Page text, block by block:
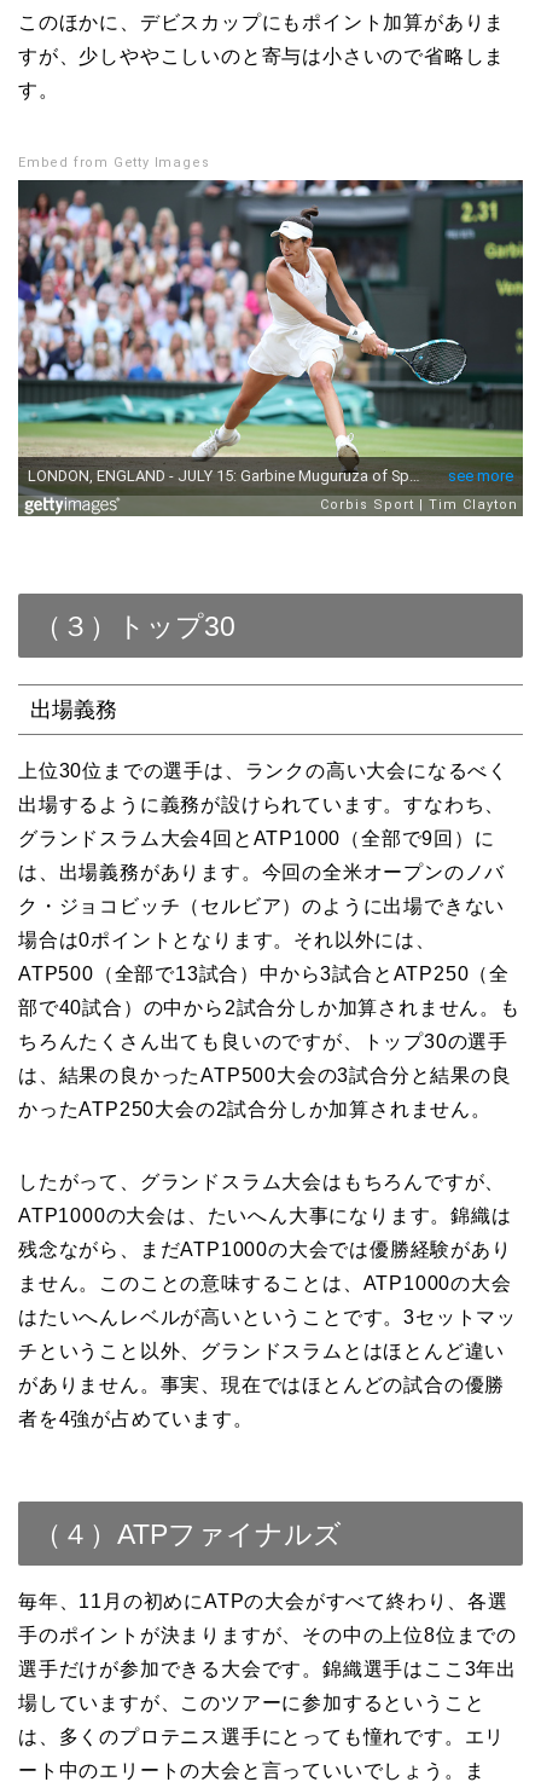
このほかに、デビスカップにもポイント加算がありま
すが、少しややこしいのと寄与は小さいので省略しま
す。
Embed from Getty Images
（３）トップ30
出場義務
上位30位までの選手は、ランクの高い大会になるべく
出場するように義務が設けられています。すなわち、
グランドスラム大会4回とATP1000（全部で9回）に
は、出場義務があります。今回の全米オープンのノバ
ク・ジョコビッチ（セルビア）のように出場できない
場合は0ポイントとなります。それ以外には、
ATP500（全部で13試合）中から3試合とATP250（全
部で40試合）の中から2試合分しか加算されません。も
ちろんたくさん出ても良いのですが、トップ30の選手
は、結果の良かったATP500大会の3試合分と結果の良
かったATP250大会の2試合分しか加算されません。
したがって、グランドスラム大会はもちろんですが、
ATP1000の大会は、たいへん大事になります。錦織は
残念ながら、まだATP1000の大会では優勝経験があり
ません。このことの意味することは、ATP1000の大会
はたいへんレベルが高いということです。3セットマッ
チということ以外、グランドスラムとはほとんど違い
がありません。事実、現在ではほとんどの試合の優勝
者を4強が占めています。
（４）ATPファイナルズ
毎年、11月の初めにATPの大会がすべて終わり、各選
手のポイントが決まりますが、その中の上位8位までの
選手だけが参加できる大会です。錦織選手はここ3年出
場していますが、このツアーに参加するということ
は、多くのプロテニス選手にとっても憧れです。エリ
ート中のエリートの大会と言っていいでしょう。ま